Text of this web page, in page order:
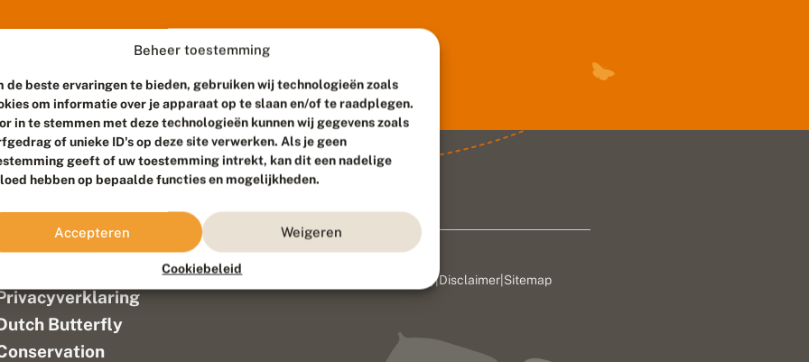
Beheer toestemming
de beste ervaringen te bieden, gebruiken wij technologieën zoals
om informatie over je apparaat op te slaan en/of te raadplegen.
in te stemmen met deze technologieën kunnen wij gegevens zoals
of unieke ID's op deze site verwerken. Als je geen
geeft of uw toestemming intrekt, kan dit een nadelige
hebben op bepaalde functies en mogelijkheden.
Accepteren Weigeren
Cookiebeleid
Disclaimer
Butterfly
ontwikkeld door Go2People, ontworpen door Privacy|Disclaimer Sitemap